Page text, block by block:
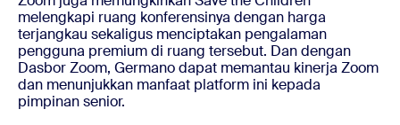
melengkapi ruang konferensinya dengan harga
terjangkau sekaligus menciptakan pengalaman
pengguna premium di ruang tersebut. Dan dengan
Dasbor Zoom, Germano dapat memantau kinerja Zoom
dan menunjukkan manfaat platform ini kepada
pimpinan senior.